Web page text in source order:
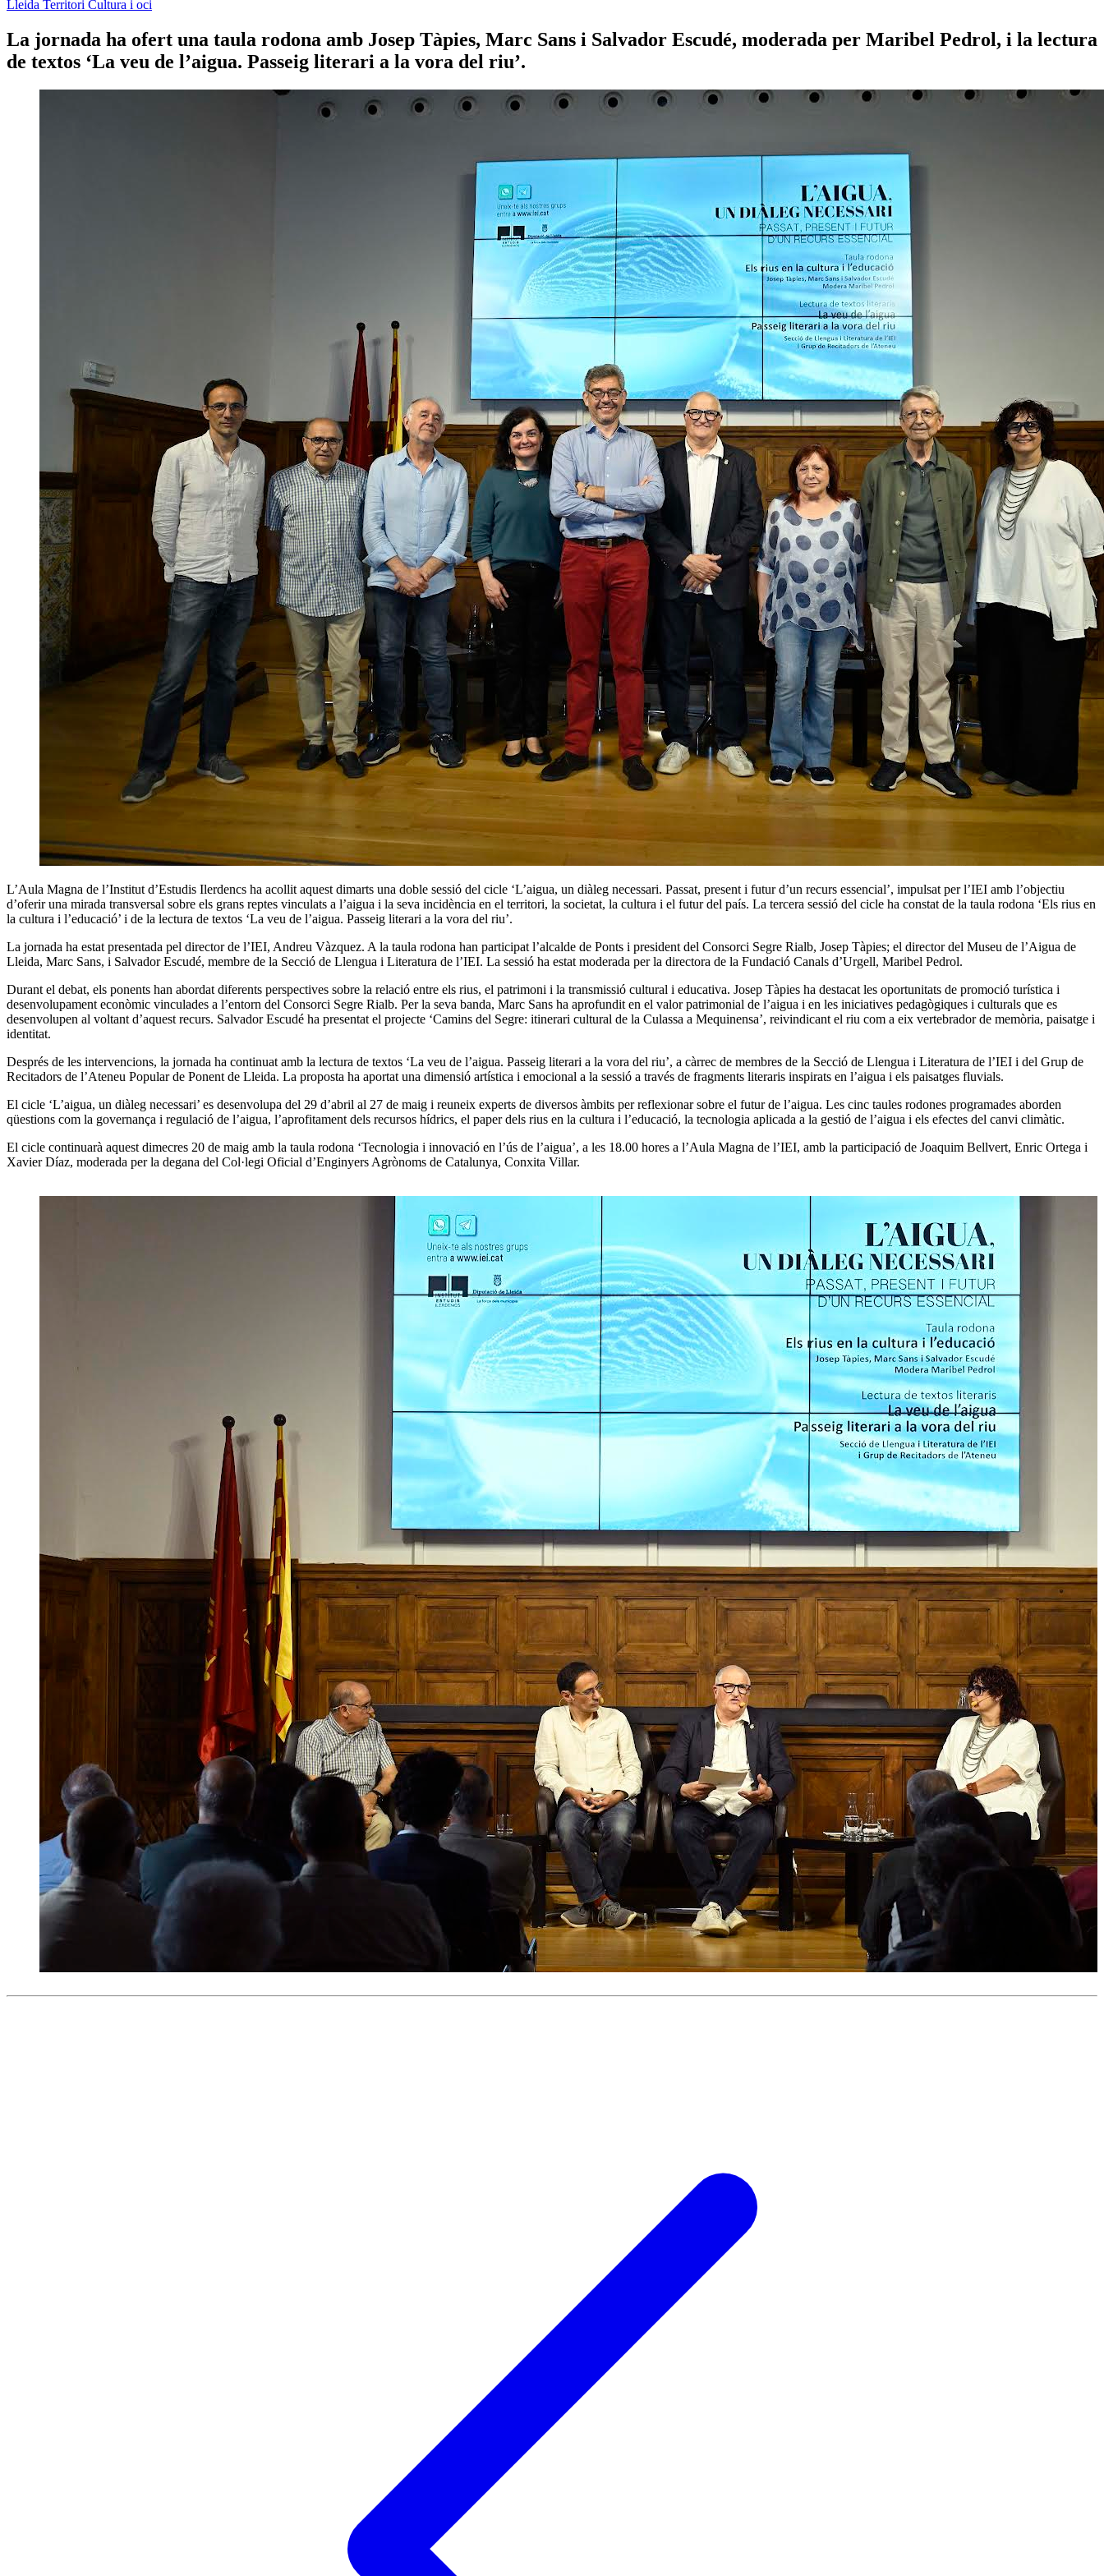
Lleida Territori Cultura i oci
La jornada ha ofert una taula rodona amb Josep Tàpies, Marc Sans i Salvador Escudé, moderada per Maribel Pedrol, i la lectura
de textos ‘La veu de l’aigua. Passeig literari a la vora del riu’.
L’Aula Magna de l’Institut d’Estudis Ilerdencs ha acollit aquest dimarts una doble sessió del cicle ‘L’aigua, un diàleg necessari. Passat, present i futur d’un recurs essencial’, impulsat per l’IEI amb l’objectiu
d’oferir una mirada transversal sobre els grans reptes vinculats a l’aigua i la seva incidència en el territori, la societat, la cultura i el futur del país. La tercera sessió del cicle ha constat de la taula rodona ‘Els rius en
la cultura i l’educació’ i de la lectura de textos ‘La veu de l’aigua. Passeig literari a la vora del riu’.
La jornada ha estat presentada pel director de l’IEI, Andreu Vàzquez. A la taula rodona han participat l’alcalde de Ponts i president del Consorci Segre Rialb, Josep Tàpies; el director del Museu de l’Aigua de
Lleida, Marc Sans, i Salvador Escudé, membre de la Secció de Llengua i Literatura de l’IEI. La sessió ha estat moderada per la directora de la Fundació Canals d’Urgell, Maribel Pedrol.
Durant el debat, els ponents han abordat diferents perspectives sobre la relació entre els rius, el patrimoni i la transmissió cultural i educativa. Josep Tàpies ha destacat les oportunitats de promoció turística i
desenvolupament econòmic vinculades a l’entorn del Consorci Segre Rialb. Per la seva banda, Marc Sans ha aprofundit en el valor patrimonial de l’aigua i en les iniciatives pedagògiques i culturals que es
desenvolupen al voltant d’aquest recurs. Salvador Escudé ha presentat el projecte ‘Camins del Segre: itinerari cultural de la Culassa a Mequinensa’, reivindicant el riu com a eix vertebrador de memòria, paisatge i
identitat.
Després de les intervencions, la jornada ha continuat amb la lectura de textos ‘La veu de l’aigua. Passeig literari a la vora del riu’, a càrrec de membres de la Secció de Llengua i Literatura de l’IEI i del Grup de
Recitadors de l’Ateneu Popular de Ponent de Lleida. La proposta ha aportat una dimensió artística i emocional a la sessió a través de fragments literaris inspirats en l’aigua i els paisatges fluvials.
El cicle ‘L’aigua, un diàleg necessari’ es desenvolupa del 29 d’abril al 27 de maig i reuneix experts de diversos àmbits per reflexionar sobre el futur de l’aigua. Les cinc taules rodones programades aborden
qüestions com la governança i regulació de l’aigua, l’aprofitament dels recursos hídrics, el paper dels rius en la cultura i l’educació, la tecnologia aplicada a la gestió de l’aigua i els efectes del canvi climàtic.
El cicle continuarà aquest dimecres 20 de maig amb la taula rodona ‘Tecnologia i innovació en l’ús de l’aigua’, a les 18.00 hores a l’Aula Magna de l’IEI, amb la participació de Joaquim Bellvert, Enric Ortega i
Xavier Díaz, moderada per la degana del Col·legi Oficial d’Enginyers Agrònoms de Catalunya, Conxita Villar.